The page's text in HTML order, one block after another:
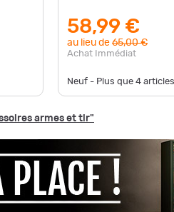
58,99 €
au lieu de 65,00 €
Achat Immédiat
Neuf - Plus que 4
armes et tir"